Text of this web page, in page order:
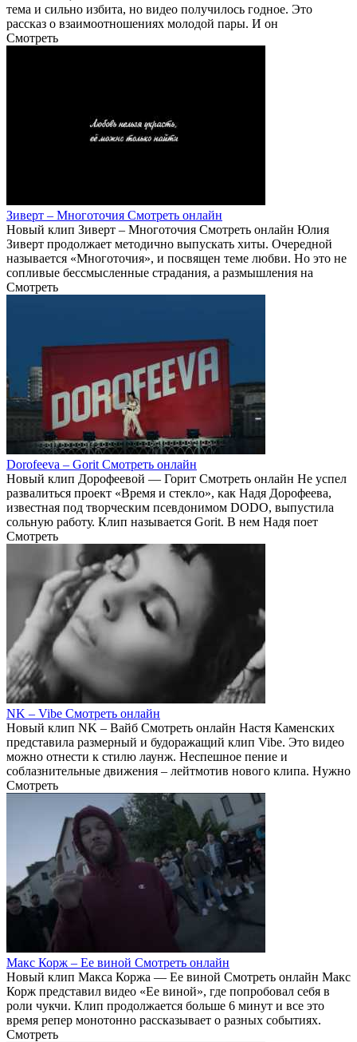
тема и сильно избита, но видео получилось годное. Это
рассказ о взаимоотношениях молодой пары. И он
Смотреть
Зиверт – Многоточия Смотреть онлайн
Новый клип Зиверт – Многоточия Смотреть онлайн Юлия
Зиверт продолжает методично выпускать хиты. Очередной
называется «Многоточия», и посвящен теме любви. Но это не
сопливые бессмысленные страдания, а размышления на
Смотреть
Dorofeeva – Gorit Смотреть онлайн
Новый клип Дорофеевой — Горит Смотреть онлайн Не успел
развалиться проект «Время и стекло», как Надя Дорофеева,
известная под творческим псевдонимом DODO, выпустила
сольную работу. Клип называется Gorit. В нем Надя поет
Смотреть
NK – Vibe Смотреть онлайн
Новый клип NK – Вайб Смотреть онлайн Настя Каменских
представила размерный и будоражащий клип Vibe. Это видео
можно отнести к стилю лаунж. Неспешное пение и
соблазнительные движения – лейтмотив нового клипа. Нужно
Смотреть
Макс Корж – Ее виной Смотреть онлайн
Новый клип Макса Коржа — Ее виной Смотреть онлайн Макс
Корж представил видео «Ее виной», где попробовал себя в
роли чукчи. Клип продолжается больше 6 минут и все это
время репер монотонно рассказывает о разных событиях.
Смотреть